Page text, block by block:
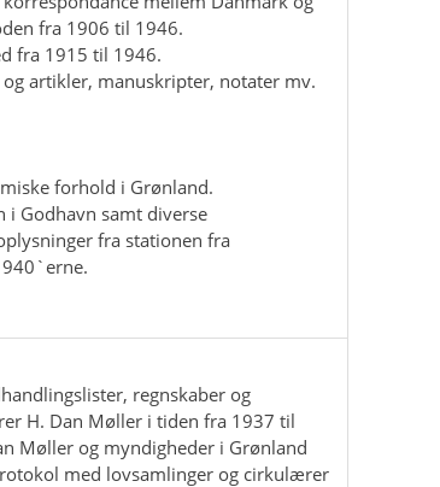
fra 1906 til 1946.
fra 1915 til 1946.
artikler, manuskripter, notater mv.
forhold i Grønland.
i Godhavn samt diverse
fra stationen fra
regnskaber og
H. Dan Møller i tiden fra 1937 til
Møller og myndigheder i Grønland
med lovsamlinger og cirkulærer